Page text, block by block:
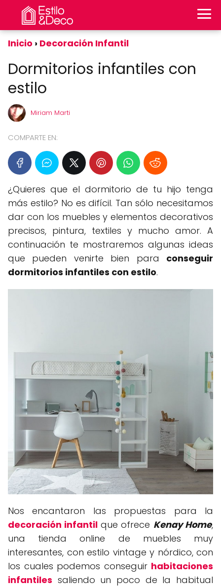
Inicio Decoración Infantil
Dormitorios infantiles con
estilo
Miriam Marti
COMPARTE EN:
¿Quieres que el dormitorio de tu hijo tenga
más estilo? No es difícil. Tan sólo necesitamos
dar con los muebles y elementos decorativos
precisos, pintura, textiles y mucho amor. A
continuación te mostraremos algunas ideas
que pueden venirte bien para conseguir
dormitorios infantiles con estilo.
Nos encantaron las propuestas para la
decoración infantil que ofrece Kenay Home,
una tienda online de muebles muy
interesantes, con estilo vintage y nórdico, con
los cuales podemos conseguir habitaciones
infantiles saliendo un poco de la habitual